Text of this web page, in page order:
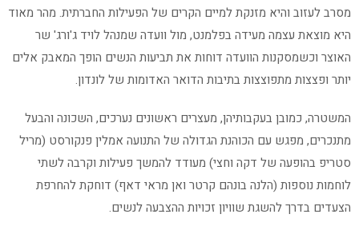
מסרב לעזוב והיא מזנקת למיים הקרים של הפעילות החברתית. מהר מאוד
היא מוצאת עצמה מעידה בפלמנט, מול וועדה שמנהל לויד ג'ורג' שר
האוצר וכשמסקנות הוועדה דוחות את תביעות הנשים הופך המאבק אלים
יותר ופצצות מתפוצצות בתיבות הדואר האדומות של לונדון.
המשטרה, כמובן בעקבותיהן, מעצרים ראשונים נערכים, השכונה והבעל
מתנכרים, מפגש עם הכוהנת הגדולה של התנועה אמלין פנקורסט (מריל
סטריפ בהופעה של דקה וחצי) מעודד להמשך פעילות וקרבה לשתי
לוחמות נוספות (הלנה בונהם קרטר ואן מראי דאף) דוחקת להחרפת
הצעדים בדרך להשגת שוויון זכויות ההצבעה לנשים.